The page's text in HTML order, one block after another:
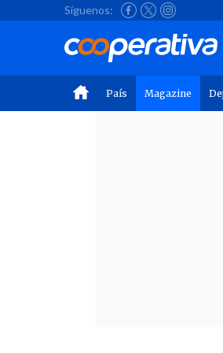
Síguenos:
País Magazine